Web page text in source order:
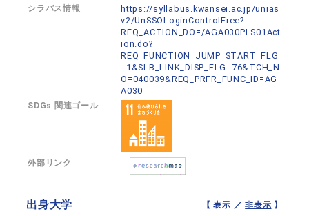
シラバス情報
https://syllabus.kwansei.ac.jp/unias
v2/UnSSOLoginControlFree?
REQ_ACTION_DO=/AGA030PLS01Act
ion.do?
REQ_FUNCTION_JUMP_START_FLG
=1&SLB_LINK_DISP_FLG=76&TCH_N
O=040039&REQ_PRFR_FUNC_ID=AG
A030
SDGs 関連ゴール
外部リンク
出身大学 【 表示 ／非表示 】